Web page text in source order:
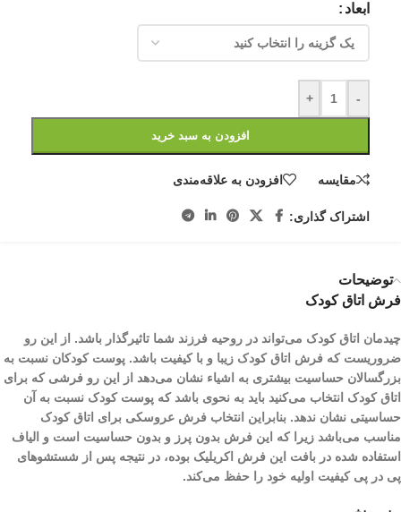
ابعاد
-
+
افزودن به سبد خرید
مقایسه افزودن به علاقه‌مندی
اشتراک گذاری:
توضیحات
فرش اتاق کودک
چیدمان اتاق کودک می‌تواند در روحیه فرزند شما تاثیرگذار باشد. از این رو
ضروریست که فرش اتاق کودک زیبا و با کیفیت باشد. پوست کودکان نسبت به
بزرگسالان حساسیت بیشتری به اشیاء نشان می‌دهد از این رو فرشی که برای
اتاق کودک انتخاب می‌کنید باید به نحوی باشد که پوست کودک نسبت به آن
حساسیتی نشان ندهد. بنابراین انتخاب فرش عروسکی برای اتاق کودک
مناسب می‌باشد زیرا که این فرش بدون پرز و بدون حساسیت است و الیاف
استفاده شده در بافت این فرش اکریلیک بوده، در نتیجه پس از شستشو‌های
پی در پی کیفیت اولیه خود را حفظ می‌کند.